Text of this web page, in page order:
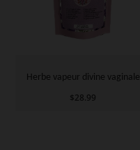
Herbe vapeur divine vaginale
$28.99